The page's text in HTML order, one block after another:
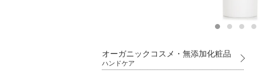
オーガニックコスメ・無添加化粧品
ハンドケア